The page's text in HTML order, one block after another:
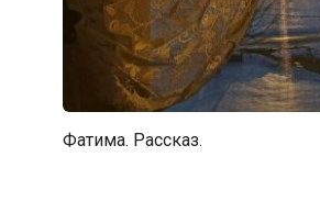
Фатима. Рассказ.